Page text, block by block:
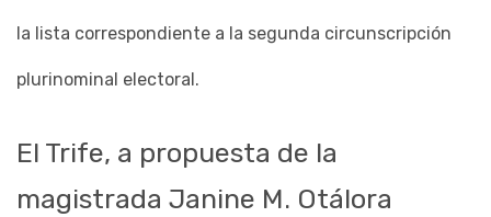
la lista correspondiente a la segunda circunscripción
plurinominal electoral.
El Trife, a propuesta de la
magistrada Janine M. Otálora